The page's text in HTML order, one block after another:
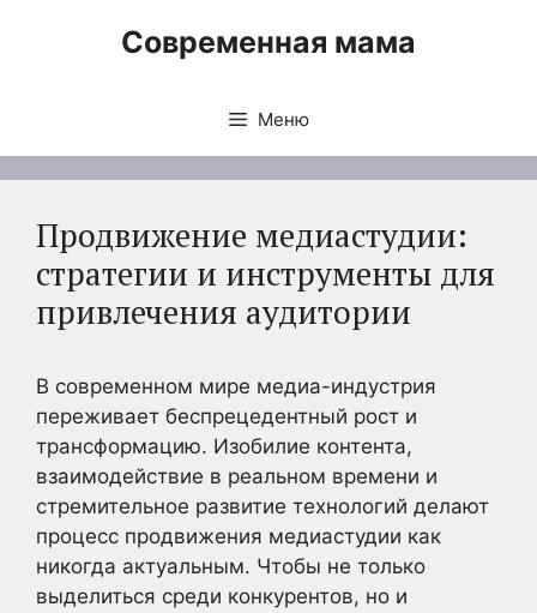
Современная мама
Меню
Продвижение медиастудии:
стратегии и инструменты для
привлечения аудитории
В современном мире медиа-индустрия
переживает беспрецедентный рост и
трансформацию. Изобилие контента,
взаимодействие в реальном времени и
стремительное развитие технологий делают
процесс продвижения медиастудии как
никогда актуальным. Чтобы не только
выделиться среди конкурентов, но и